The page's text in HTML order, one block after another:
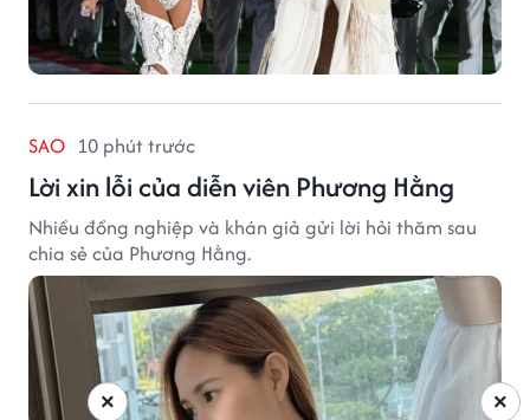
SAO 10 phút trước
Lời xin lỗi của diễn viên Phương Hằng
Nhiều đồng nghiệp và khán giả gửi lời hỏi thăm sau
chia sẻ của Phương Hằng.
×
×